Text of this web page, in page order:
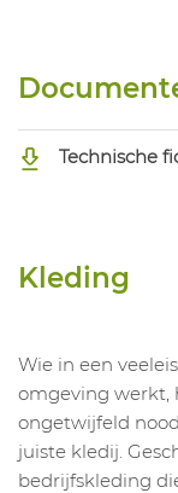
1054660007
1054660008
Technische
Kleding
Wie in een
omgeving werkt,
ongetwijfeld
juiste kledij.
bedrijfskleding